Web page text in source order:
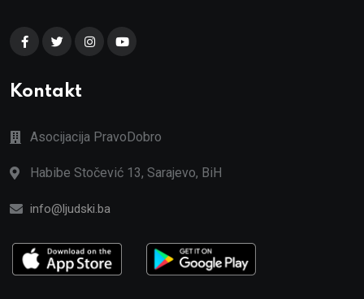
Kontakt
Asocijacija PravoDobro
Habibe Stočević 13, Sarajevo, BiH
info@ljudski.ba